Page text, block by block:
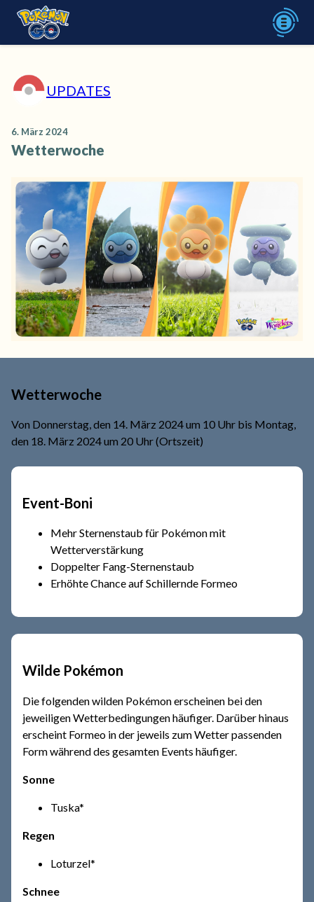
UPDATES
6. März 2024
Wetterwoche
Wetterwoche
Von Donnerstag, den 14. März 2024 um 10 Uhr bis Montag,
den 18. März 2024 um 20 Uhr (Ortszeit)
Event-Boni
Mehr Sternenstaub für Pokémon mit
Wetterverstärkung
Doppelter Fang-Sternenstaub
Erhöhte Chance auf Schillernde Formeo
Wilde Pokémon
Die folgenden wilden Pokémon erscheinen bei den
jeweiligen Wetterbedingungen häufiger. Darüber hinaus
erscheint Formeo in der jeweils zum Wetter passenden
Form während des gesamten Events häufiger.
Sonne
Tuska*
Regen
Loturzel*
Schnee